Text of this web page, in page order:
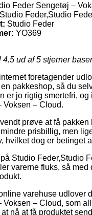
Feder Sengetøj –
Studio Feder,Studio
Studio Feder
YO369
4.5 ud af 5 stjerner
foretagender
pakkeshop, så du
er jo rigtig smertefri,
Voksen – Cloud.
prøve at få
mindre prisbillig, men
hvilket dog er betinget
Studio Feder,Studio
varerne fluks, så
varehuse udlover
Voksen – Cloud, som
nå at få produktet